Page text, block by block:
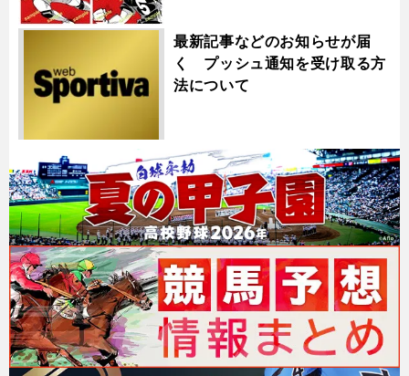
最新記事などのお知らせが届
く プッシュ通知を受け取る方
法について